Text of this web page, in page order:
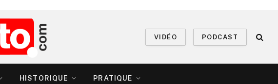
VIDÉO PODCAST
HISTORIQUE PRATIQUE